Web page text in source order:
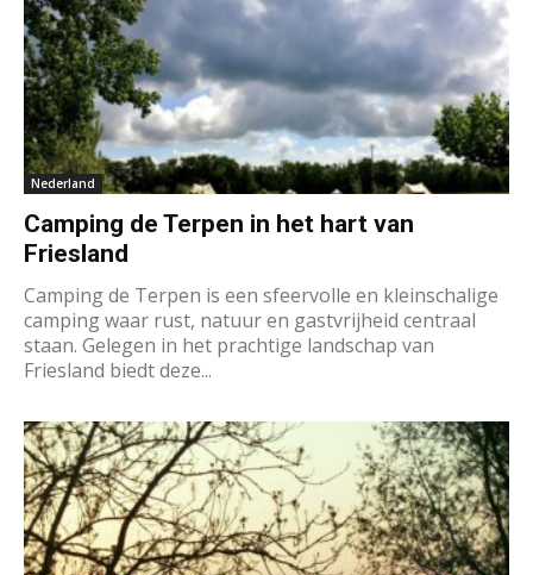
Nederland
Camping de Terpen in het hart van
Friesland
Camping de Terpen is een sfeervolle en kleinschalige
camping waar rust, natuur en gastvrijheid centraal
staan. Gelegen in het prachtige landschap van
Friesland biedt deze...